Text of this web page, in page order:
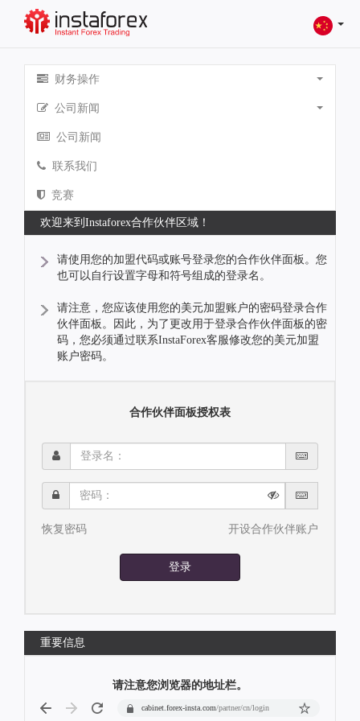
财务操作
公司新闻
公司新闻
联系我们
竞赛
欢迎来到Instaforex合作伙伴区域！
请使用您的加盟代码或账号登录您的合作伙伴面板。您
也可以自行设置字母和符号组成的登录名。
请注意，您应该使用您的美元加盟账户的密码登录合作
伙伴面板。因此，为了更改用于登录合作伙伴面板的密
码，您必须通过联系InstaForex客服修改您的美元加盟
账户密码。
合作伙伴面板授权表
录
名：
码：
恢复密码
开设合作伙伴账户
登录
重要信息
请注意您浏览器的地址栏。
cabinet.forex-insta.com/partner/cn/login